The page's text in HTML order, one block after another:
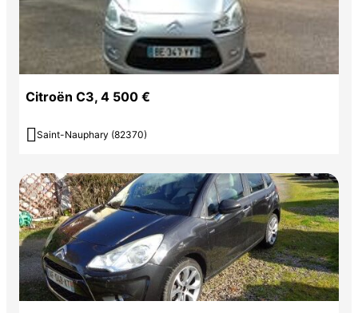
Citroën C3, 4 500 €
 Saint-Nauphary (82370)